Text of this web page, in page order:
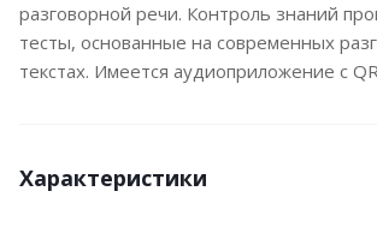
разговорной речи. Контроль знаний
тесты, основанные на современных
текстах. Имеется аудиоприложение с
Характеристики